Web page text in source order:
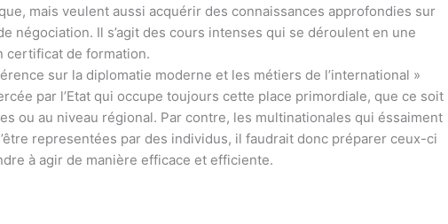
mais veulent aussi acquérir des connaissances approfondies sur
négociation. Il s’agit des cours intenses qui se déroulent en une
certificat de formation.
sur la diplomatie moderne et les métiers de l’international »
par l’Etat qui occupe toujours cette place primordiale, que ce soit
ou au niveau régional. Par contre, les multinationales qui éssaiment
representées par des individus, il faudrait donc préparer ceux-ci
à agir de manière efficace et efficiente.